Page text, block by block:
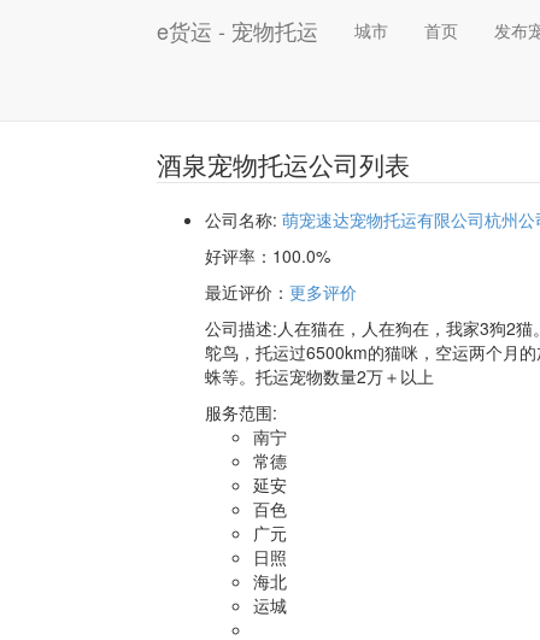
e货运 - 宠物托运 城市 首页 发布
酒泉宠物托运公司列表
公司名称: 萌宠速达宠物托运有限公司杭州公
好评率： 100.0%
最近评价 ： 更多评价
公司描述:人在猫在，人在狗在，我家3狗2
鸵鸟，托运过6500km的猫咪，空运两个月
蛛等。托运宠物数量2万＋以上
服务范围:
南宁
常德
延安
百色
广元
日照
海北
运城